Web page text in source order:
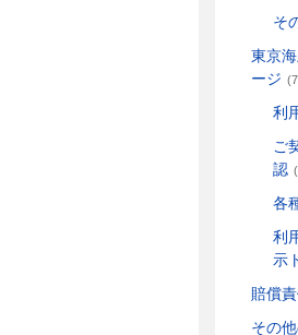
そ
東京
ージ
利
ご
認
各
利
示
賠償
その